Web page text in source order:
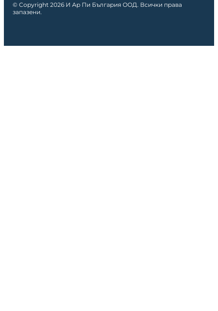
© Copyright 2026 И Ар Пи България ООД. Всички права
запазени.